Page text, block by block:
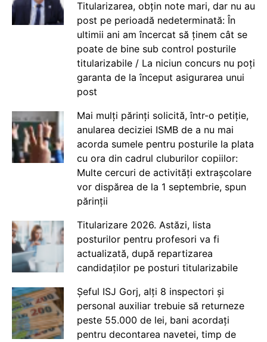
Titularizarea, obțin note mari, dar nu au
post pe perioadă nedeterminată: În
ultimii ani am încercat să ținem cât se
poate de bine sub control posturile
titularizabile / La niciun concurs nu poți
garanta de la început asigurarea unui
post
Mai mulți părinți solicită, într-o petiție,
anularea deciziei ISMB de a nu mai
acorda sumele pentru posturile la plata
cu ora din cadrul cluburilor copiilor:
Multe cercuri de activități extrașcolare
vor dispărea de la 1 septembrie, spun
părinții
Titularizare 2026. Astăzi, lista
posturilor pentru profesori va fi
actualizată, după repartizarea
candidaților pe posturi titularizabile
Șeful ISJ Gorj, alți 8 inspectori și
personal auxiliar trebuie să returneze
peste 55.000 de lei, bani acordați
pentru decontarea navetei, timp de